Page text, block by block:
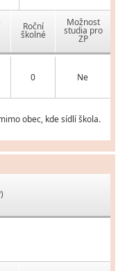
Roční
školné
Možnost
studia pro
ZP
0 Ne
obec, kde sídlí škola.